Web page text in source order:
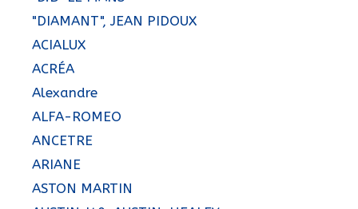
"DIAMANT", JEAN PIDOUX
ACIALUX
ACRÉA
Alexandre
ALFA-ROMEO
ANCETRE
ARIANE
ASTON MARTIN